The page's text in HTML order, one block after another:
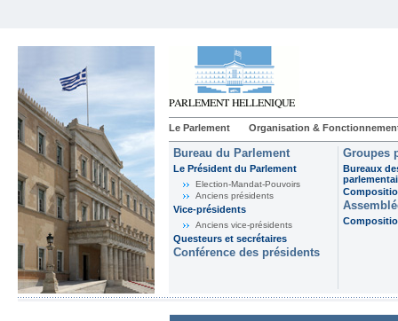
Le Parlement Organisation &
Bureau du Parlement
Le Président du Parlement
Election-Mandat-Pouvoirs
Anciens présidents
Vice-présidents
Anciens vice-présidents
Questeurs et secrétaires
Conférence des présidents
Groupes
Bureaux